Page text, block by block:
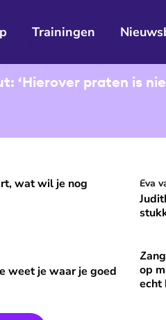
Trainingen
praten is
wat wil je nog meer?’
wat wil je nog
⭐
Eva
je waar je goed aan doet?
weet je waar je goed
⭐
op
echt